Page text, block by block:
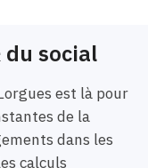
du social
est là pour
de la
dans les
calculs